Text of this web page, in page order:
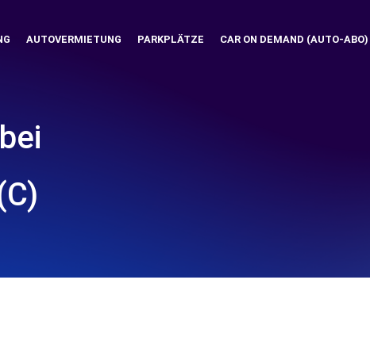
AUTOVERMIETUNG PARKPLÄTZE CAR ON DEMAND (AUTO-ABO)